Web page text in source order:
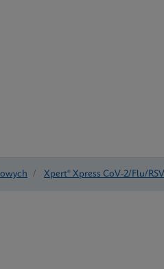
/ Xpert® Xpress CoV-2/Flu/